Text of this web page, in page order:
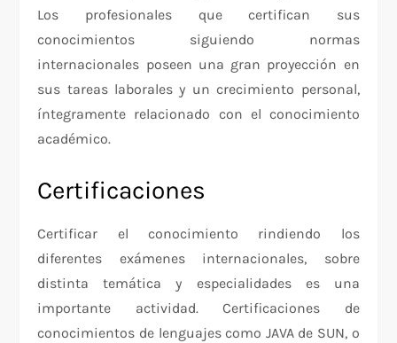
Los profesionales que certifican sus
conocimientos siguiendo normas
internacionales poseen una gran proyección en
sus tareas laborales y un crecimiento personal,
íntegramente relacionado con el conocimiento
académico.
Certificaciones
Certificar el conocimiento rindiendo los
diferentes exámenes internacionales, sobre
distinta temática y especialidades es una
importante actividad. Certificaciones de
conocimientos de lenguajes como JAVA de SUN, o